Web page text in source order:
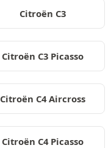
Citroën C3
Citroën C3 Picasso
Citroën C4 Aircross
Citroën C4 Picasso